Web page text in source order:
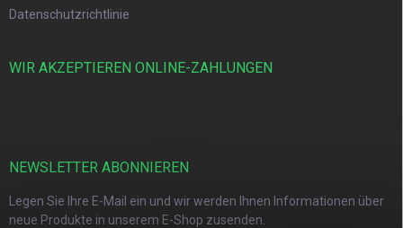
Datenschutzrichtlinie
WIR AKZEPTIEREN ONLINE-ZAHLUNGEN
NEWSLETTER ABONNIEREN
Legen Sie Ihre E-Mail ein und wir werden Ihnen Informationen über
neue Produkte in unserem E-Shop zusenden.